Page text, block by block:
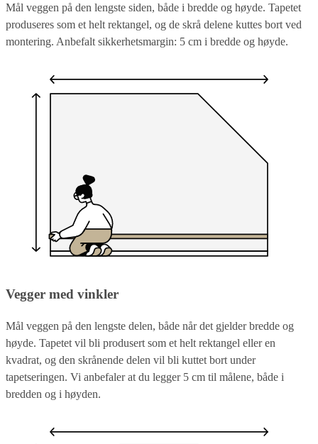
Mål veggen på den lengste siden, både i bredde og høyde. Tapetet
produseres som et helt rektangel, og de skrå delene kuttes bort ved
montering. Anbefalt sikkerhetsmargin: 5 cm i bredde og høyde.
Vegger med vinkler
Mål veggen på den lengste delen, både når det gjelder bredde og
høyde. Tapetet vil bli produsert som et helt rektangel eller en
kvadrat, og den skrånende delen vil bli kuttet bort under
tapetseringen. Vi anbefaler at du legger 5 cm til målene, både i
bredden og i høyden.